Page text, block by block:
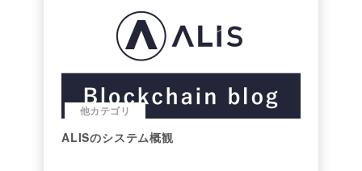
他カテゴリ
ALISのシステム概観